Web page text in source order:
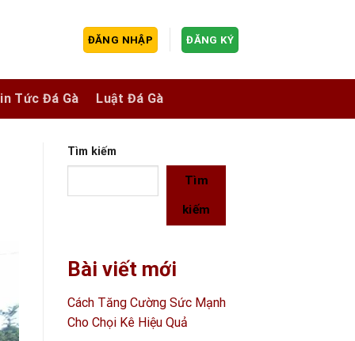
ĐĂNG NHẬP ĐĂNG KÝ
Tức Đá Gà Luật Đá Gà
Tìm kiếm
Tìm
kiếm
Bài viết mới
Cách Tăng Cường Sức Mạnh
Cho Chọi Kê Hiệu Quả